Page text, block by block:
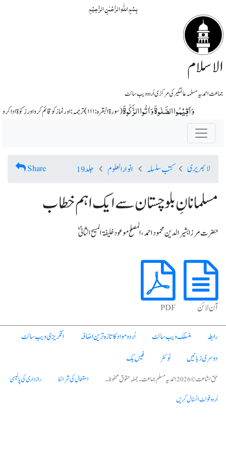
بِسۡمِ اللّٰہِ الرَّحۡمٰنِ الرَّحِیۡمِ
الاسلام
جماعت احمدیہ مسلمہ عالمگیر کی مرکزی اُردو ویب سائٹ
وَ اَقِیۡمُوا الصَّلٰوۃَ وَ اٰتُوا الزَّکٰوۃَ(سورة البقرہ: ۱۱۱) ترجمہ: اور نماز کو قائم کرو اور زکوٰة ادا کرو
لائبریری کتب سلسلہ انوارالعلوم جلد 19 Share
مسلمانانِ بلوچستان سے ایک اہم خطاب
حضرت مرزا بشیرالدین محمود احمد، المصلح موعود خلیفۃ المسیح الثانیؓ
آن لائن PDF
رابطہ منسلک ویب سائٹ اُردو مواد کا تازہ ترین اضافہ
انگریزی ویب سائٹ
دوسری زبانیں
ٹوئٹر فیس بک
حق اشاعت © 2026 احمدیہ مسلم جماعت۔ جملہ حقوق محفوظ۔ استعمال کی شرائط
رازداری کی پالیسی
اُردو فونٹ انسٹال کریں